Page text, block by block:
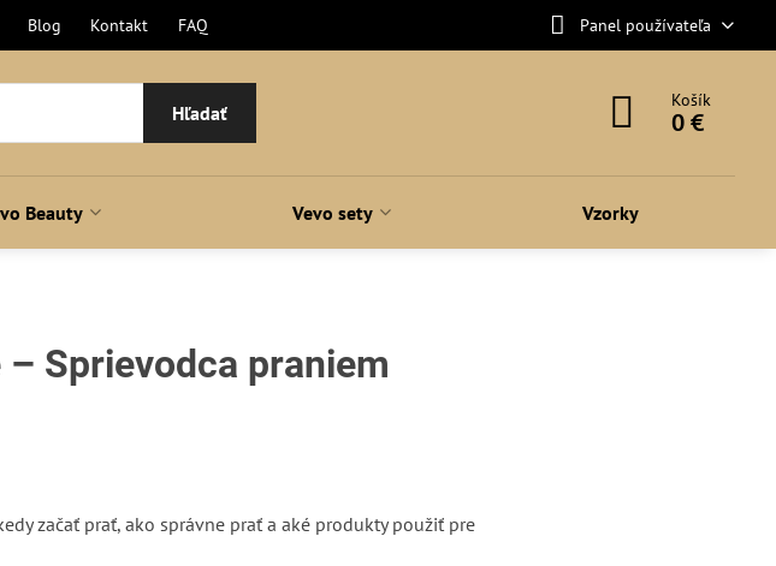
Blog Kontakt FAQ Panel používateľa
Hľadať
Košík
0 €
Beauty Vevo sety Vzorky
Sprievodca praniem
začať prať, ako správne prať a aké produkty použiť pre